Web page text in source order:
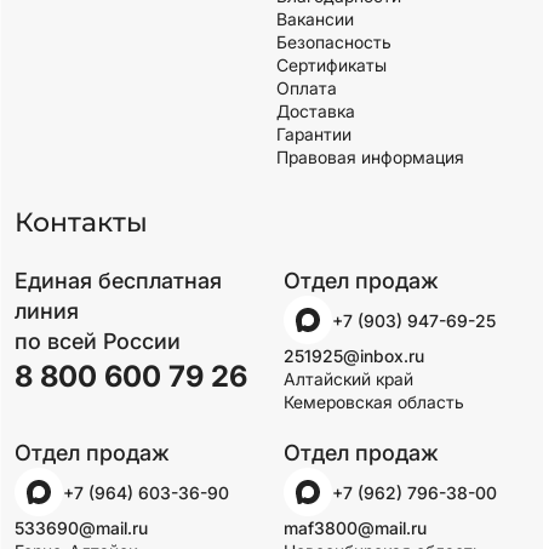
Вакансии
Безопасность
Сертификаты
Оплата
Доставка
Гарантии
Правовая информация
Контакты
Единая бесплатная
линия
по всей России
8 800 600 79 26
Отдел продаж
+7 (903) 947-69-25
251925@inbox.ru
Алтайский край
Кемеровская область
Отдел продаж
+7 (964) 603-36-90
533690@mail.ru
Отдел продаж
+7 (962) 796-38-00
maf3800@mail.ru